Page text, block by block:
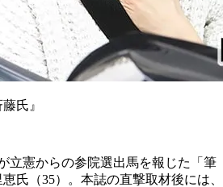
氏』
立憲からの参院選出馬を報じた「筆
氏（35）。本誌の直撃取材後には、